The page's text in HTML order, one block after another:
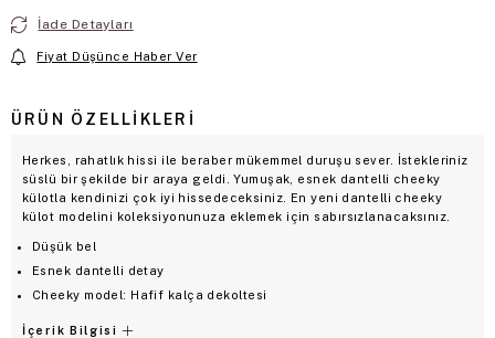
İade Detayları
Fiyat Düşünce Haber Ver
ÜRÜN ÖZELLIKLERI
Herkes, rahatlık hissi ile beraber mükemmel duruşu sever. İstekleriniz
süslü bir şekilde bir araya geldi. Yumuşak, esnek dantelli cheeky
külotla kendinizi çok iyi hissedeceksiniz. En yeni dantelli cheeky
külot modelini koleksiyonunuza eklemek için sabırsızlanacaksınız.
Düşük bel
Esnek dantelli detay
Cheeky model: Hafif kalça dekoltesi
İçerik Bilgisi